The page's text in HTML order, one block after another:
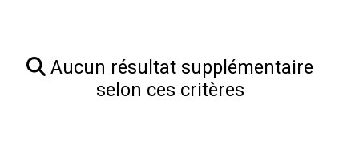
Aucun résultat supplémentaire
selon ces critères